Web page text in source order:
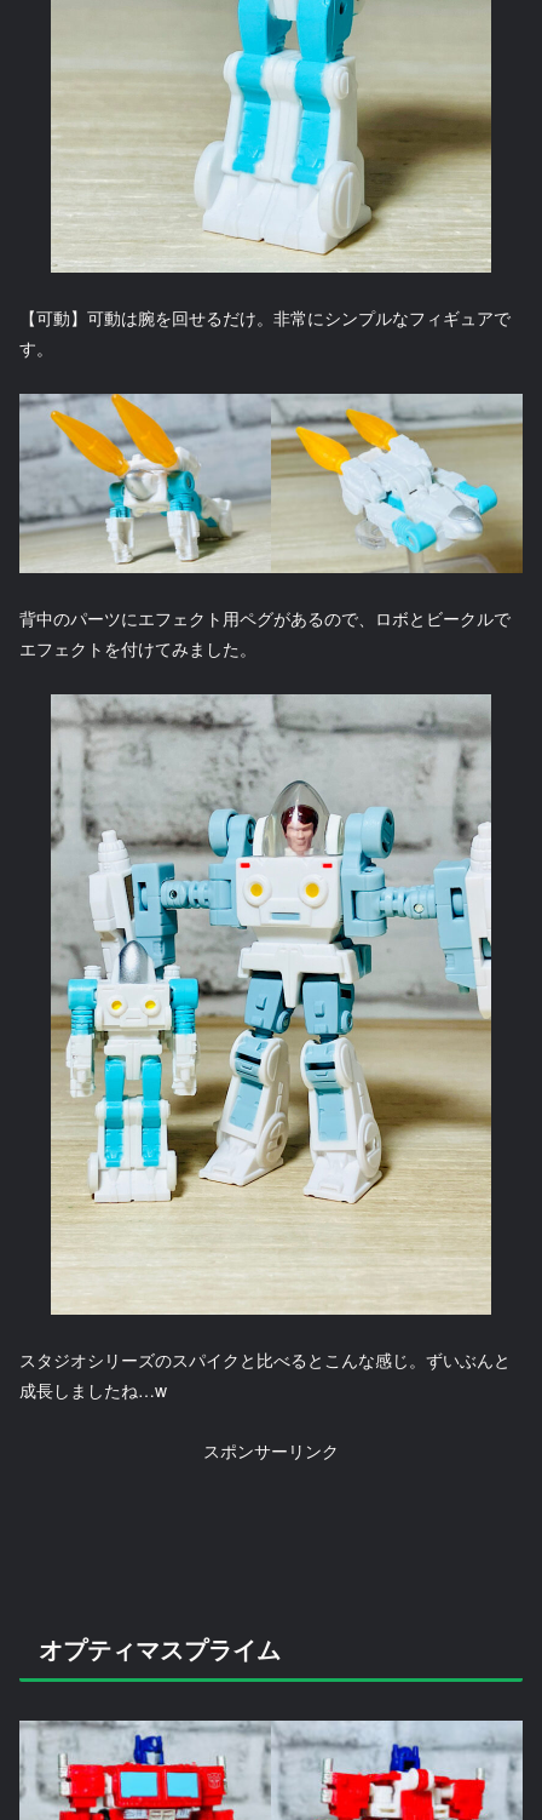
【可動】可動は腕を回せるだけ。非常にシンプルなフィギュアで
す。
背中のパーツにエフェクト用ペグがあるので、ロボとビークルで
エフェクトを付けてみました。
スタジオシリーズのスパイクと比べるとこんな感じ。ずいぶんと
成長しましたね…w
スポンサーリンク
オプティマスプライム